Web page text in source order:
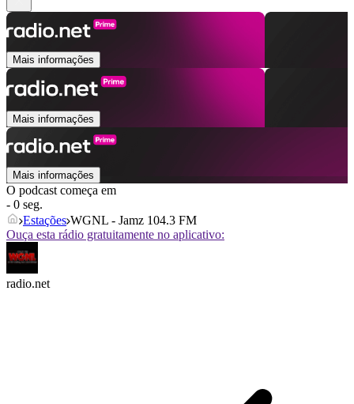
Mais informações
Mais informações
Mais informações
O podcast começa em
- 0 seg.
Estações WGNL - Jamz 104.3 FM
Ouça esta rádio gratuitamente no aplicativo:
radio.net